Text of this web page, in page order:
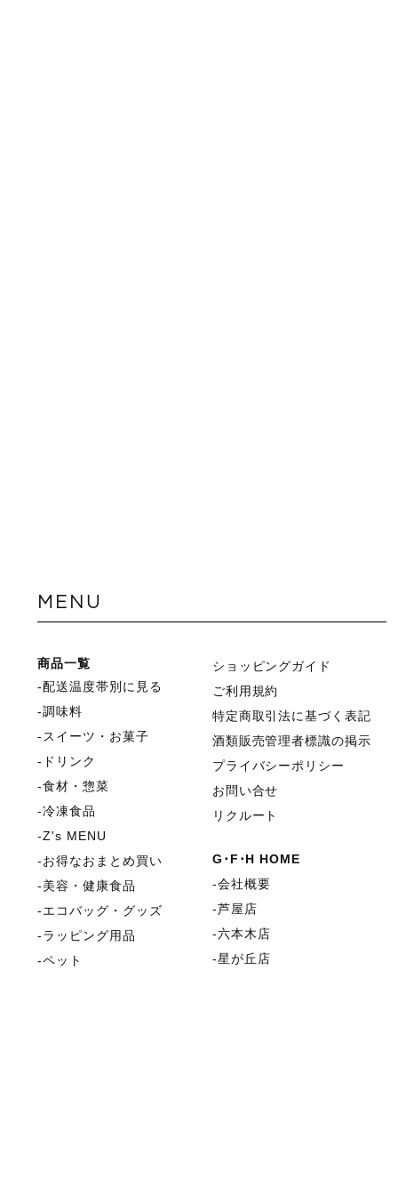
MENU
商品一覧
配送温度帯別に見る
調味料
スイーツ・お菓子
ドリンク
食材・惣菜
冷凍食品
Z's MENU
お得なおまとめ買い
美容・健康食品
エコバッグ・グッズ
ラッピング用品
ペット
ショッピングガイド
ご利用規約
特定商取引法に基づく表記
酒類販売管理者標識の掲示
プライバシーポリシー
お問い合せ
リクルート
G･F･H HOME
会社概要
芦屋店
六本木店
星が丘店